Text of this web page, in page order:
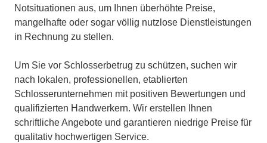
Notsituationen aus, um Ihnen überhöhte Preise,
mangelhafte oder sogar völlig nutzlose Dienstleistungen
in Rechnung zu stellen.
Um Sie vor Schlosserbetrug zu schützen, suchen wir
nach lokalen, professionellen, etablierten
Schlosserunternehmen mit positiven Bewertungen und
qualifizierten Handwerkern. Wir erstellen Ihnen
schriftliche Angebote und garantieren niedrige Preise für
qualitativ hochwertigen Service.